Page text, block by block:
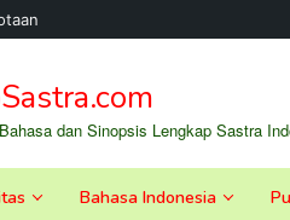
dan Sinopsis Lengkap Sastra
Bahasa Indonesia